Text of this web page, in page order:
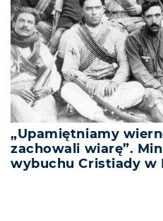
„Upamiętniamy
zachowali wiarę”.
wybuchu Cristiady w